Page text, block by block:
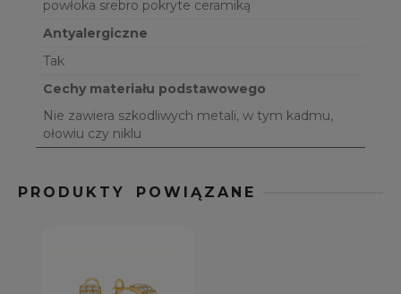
powłoka srebro pokryte ceramiką
Antyalergiczne
Tak
Cechy materiału podstawowego
Nie zawiera szkodliwych metali, w tym kadmu,
ołowiu czy niklu
PRODUKTY POWIĄZANE